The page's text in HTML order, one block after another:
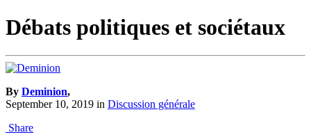
Débats politiques et sociétaux
By Deminion,
September 10, 2019 in Discussion générale
Share